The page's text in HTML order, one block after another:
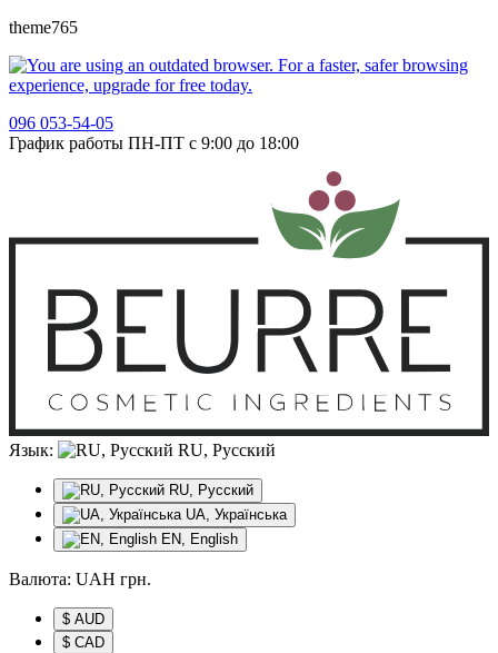
theme765
096 053-54-05
График работы ПН-ПТ с 9:00 до 18:00
Язык: RU, Русский
RU, Русский
UA, Українська
EN, English
Валюта: UAH грн.
$ AUD
$ CAD